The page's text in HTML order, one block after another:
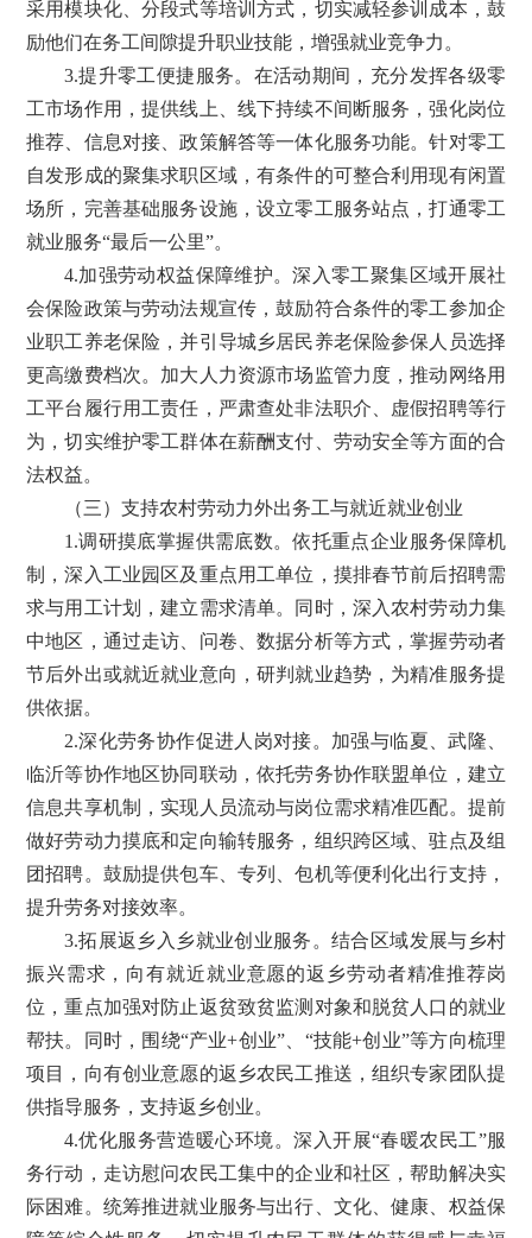
采用模块化、分段式等培训方式，切实减轻参训成本，鼓
励他们在务工间隙提升职业技能，增强就业竞争力。
3.提升零工便捷服务。在活动期间，充分发挥各级零
工市场作用，提供线上、线下持续不间断服务，强化岗位
推荐、信息对接、政策解答等一体化服务功能。针对零工
自发形成的聚集求职区域，有条件的可整合利用现有闲置
场所，完善基础服务设施，设立零工服务站点，打通零工
就业服务“最后一公里”。
4.加强劳动权益保障维护。深入零工聚集区域开展社
会保险政策与劳动法规宣传，鼓励符合条件的零工参加企
业职工养老保险，并引导城乡居民养老保险参保人员选择
更高缴费档次。加大人力资源市场监管力度，推动网络用
工平台履行用工责任，严肃查处非法职介、虚假招聘等行
为，切实维护零工群体在薪酬支付、劳动安全等方面的合
法权益。
（三）支持农村劳动力外出务工与就近就业创业
1.调研摸底掌握供需底数。依托重点企业服务保障机
制，深入工业园区及重点用工单位，摸排春节前后招聘需
求与用工计划，建立需求清单。同时，深入农村劳动力集
中地区，通过走访、问卷、数据分析等方式，掌握劳动者
节后外出或就近就业意向，研判就业趋势，为精准服务提
供依据。
2.深化劳务协作促进人岗对接。加强与临夏、武隆、
临沂等协作地区协同联动，依托劳务协作联盟单位，建立
信息共享机制，实现人员流动与岗位需求精准匹配。提前
做好劳动力摸底和定向输转服务，组织跨区域、驻点及组
团招聘。鼓励提供包车、专列、包机等便利化出行支持，
提升劳务对接效率。
3.拓展返乡入乡就业创业服务。结合区域发展与乡村
振兴需求，向有就近就业意愿的返乡劳动者精准推荐岗
位，重点加强对防止返贫致贫监测对象和脱贫人口的就业
帮扶。同时，围绕“产业+创业”、“技能+创业”等方向梳理
项目，向有创业意愿的返乡农民工推送，组织专家团队提
供指导服务，支持返乡创业。
4.优化服务营造暖心环境。深入开展“春暖农民工”服
务行动，走访慰问农民工集中的企业和社区，帮助解决实
际困难。统筹推进就业服务与出行、文化、健康、权益保